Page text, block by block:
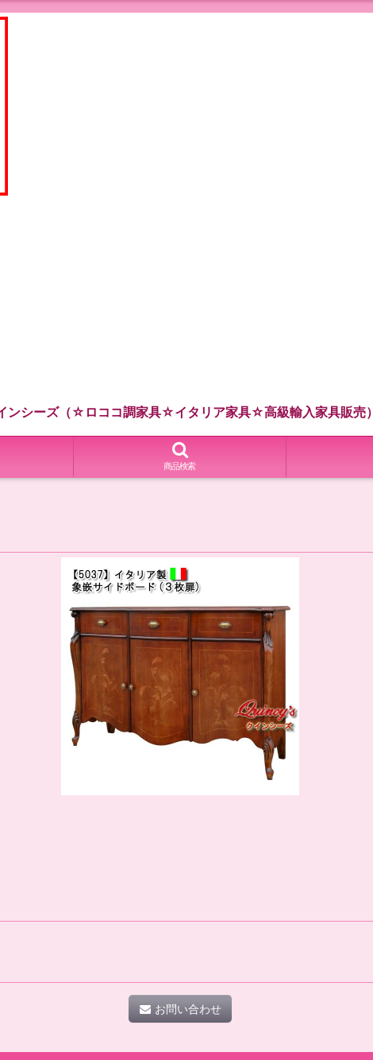
ンシーズ（☆ロココ調家具☆イタリア家具☆高級輸入家具販売）
商品検索
お問い合わせ